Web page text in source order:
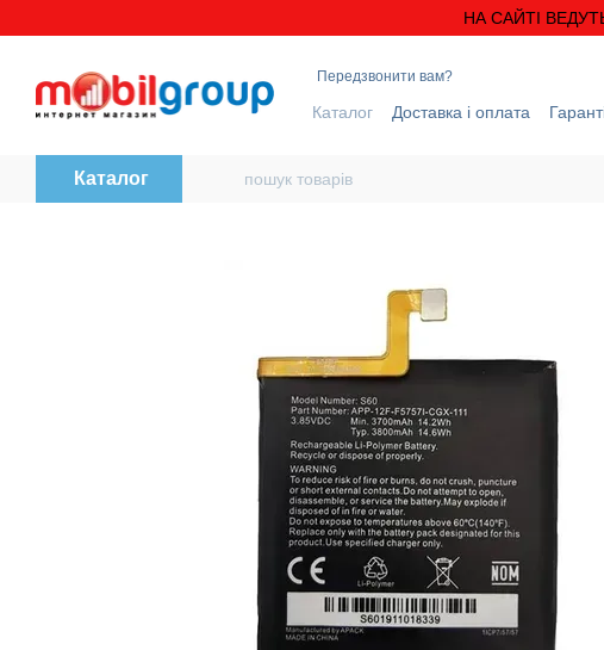
НА САЙТІ
Передзвонити вам?
Каталог Доставка і оплата
Каталог